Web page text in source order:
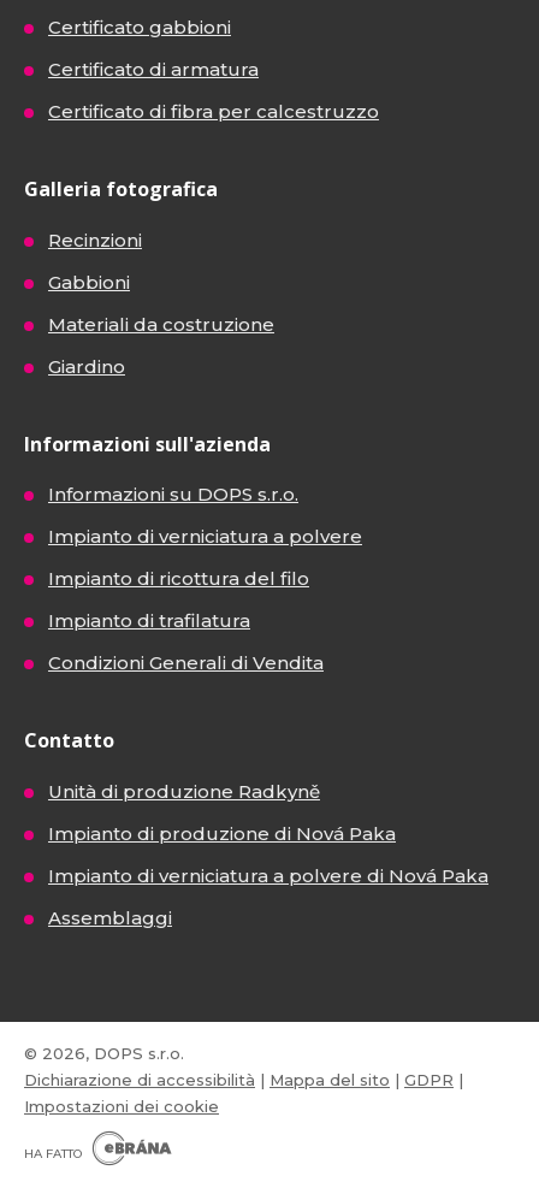
Certificato gabbioni
Certificato di armatura
Certificato di fibra per calcestruzzo
Galleria fotografica
Recinzioni
Gabbioni
Materiali da costruzione
Giardino
Informazioni sull'azienda
Informazioni su DOPS s.r.o.
Impianto di verniciatura a polvere
Impianto di ricottura del filo
Impianto di trafilatura
Condizioni Generali di Vendita
Contatto
Unità di produzione Radkyně
Impianto di produzione di Nová Paka
Impianto di verniciatura a polvere di Nová Paka
Assemblaggi
© 2026, DOPS s.r.o.
Dichiarazione di accessibilità | Mappa del sito | GDPR |
Impostazioni dei cookie
HA FATTO
B